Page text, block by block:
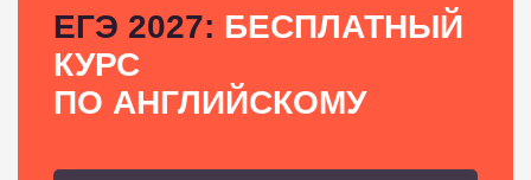
ЕГЭ 2027: БЕСПЛАТНЫЙ
КУРС
ПО АНГЛИЙСКОМУ